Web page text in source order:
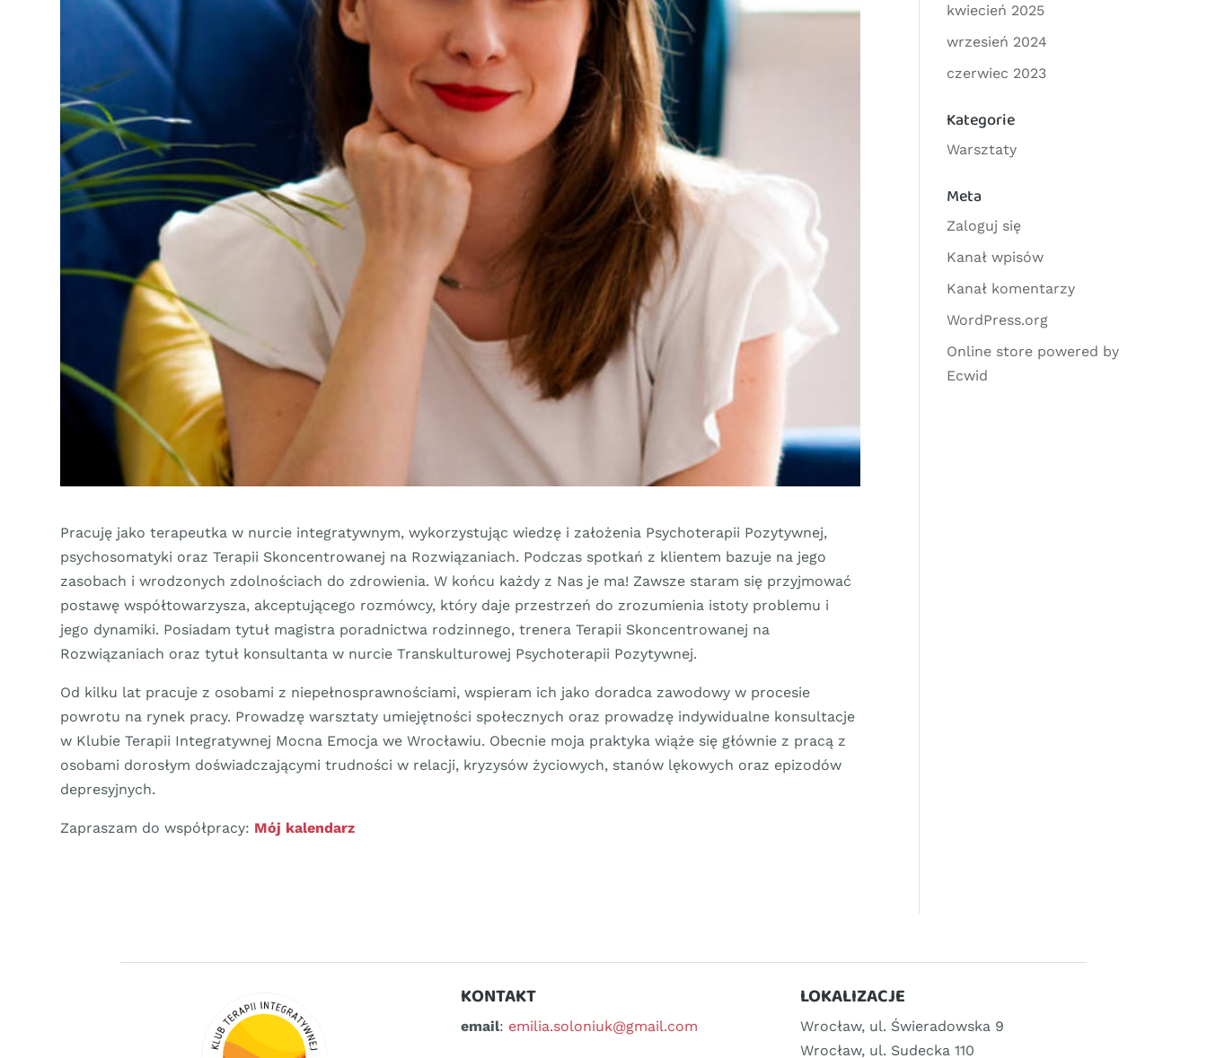
Pracuję jako terapeutka w nurcie integratywnym, wykorzystując wiedzę i założenia Psychoterapii Pozytywnej,
psychosomatyki oraz Terapii Skoncentrowanej na Rozwiązaniach. Podczas spotkań z klientem bazuje na jego
zasobach i wrodzonych zdolnościach do zdrowienia. W końcu każdy z Nas je ma! Zawsze staram się przyjmować
postawę współtowarzysza, akceptującego rozmówcy, który daje przestrzeń do zrozumienia istoty problemu i
jego dynamiki. Posiadam tytuł magistra poradnictwa rodzinnego, trenera Terapii Skoncentrowanej na
Rozwiązaniach oraz tytuł konsultanta w nurcie Transkulturowej Psychoterapii Pozytywnej.
Od kilku lat pracuje z osobami z niepełnosprawnościami, wspieram ich jako doradca zawodowy w procesie
powrotu na rynek pracy. Prowadzę warsztaty umiejętności społecznych oraz prowadzę indywidualne konsultacje
w Klubie Terapii Integratywnej Mocna Emocja we Wrocławiu. Obecnie moja praktyka wiąże się głównie z pracą z
osobami dorosłym doświadczającymi trudności w relacji, kryzysów życiowych, stanów lękowych oraz epizodów
depresyjnych.
Zapraszam do współpracy: Mój kalendarz
kwiecień 2025
wrzesień 2024
czerwiec 2023
Kategorie
Warsztaty
Meta
Zaloguj się
Kanał wpisów
Kanał komentarzy
WordPress.org
Online store powered by
Ecwid
KONTAKT
email: emilia.soloniuk@gmail.com
LOKALIZACJE
Wrocław, ul. Świeradowska 9
Wrocław, ul. Sudecka 110